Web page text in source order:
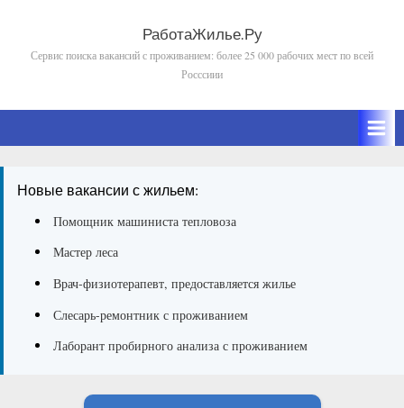
content
РаботаЖилье.Ру
Сервис поиска вакансий с проживанием: более 25 000 рабочих мест по всей
Росссиии
Новые вакансии с жильем:
Помощник машиниста тепловоза
Мастер леса
Врач-физиотерапевт, предоставляется жилье
Слесарь-ремонтник с проживанием
Лаборант пробирного анализа с проживанием